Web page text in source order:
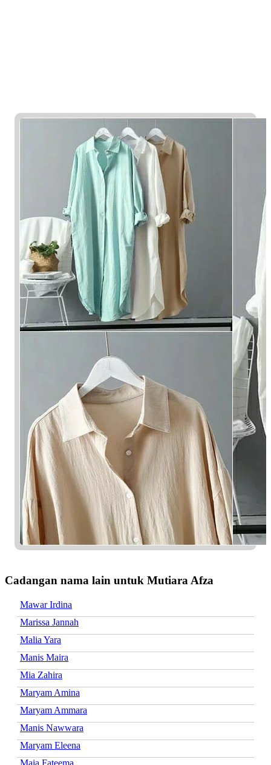
Cadangan nama lain untuk Mutiara Afza
Mawar Irdina
Marissa Jannah
Malia Yara
Manis Maira
Mia Zahira
Maryam Amina
Maryam Ammara
Manis Nawwara
Maryam Eleena
Maia Fateema